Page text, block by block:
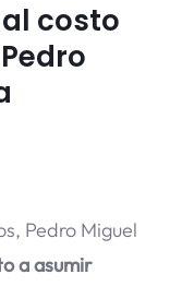
costo
Pedro Miguel
a asumir